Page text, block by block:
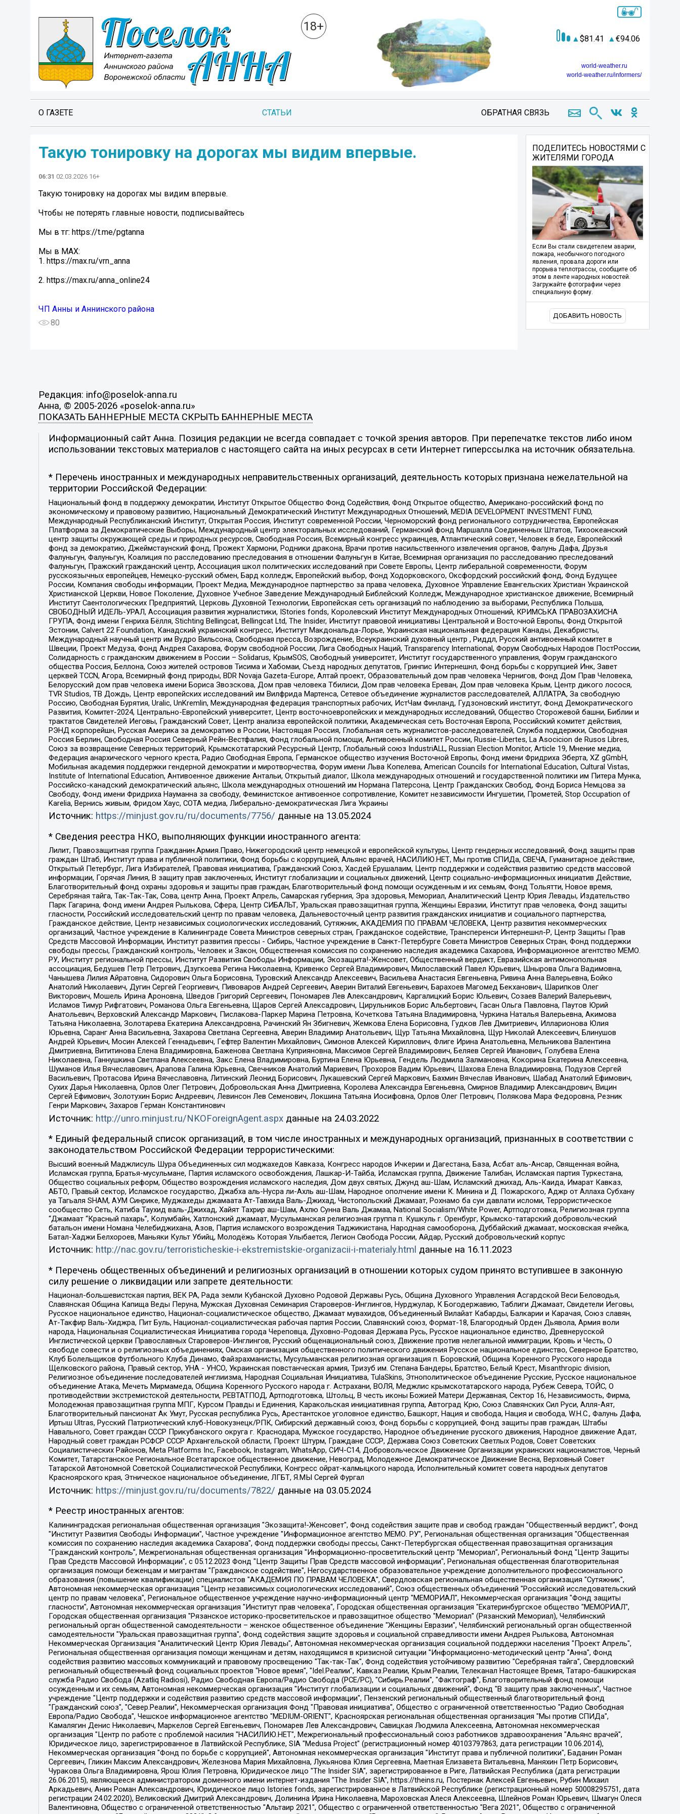
18+
81.41 94.06
world-weather.ru
world-weather.ru/informers/
О ГАЗЕТЕ СТАТЬИ ОБРАТНАЯ СВЯЗЬ
Такую тонировку на дорогах мы видим впервые.
06:31 02.03.2026 16+
Такую тонировку на дорогах мы видим впервые.
Чтобы не потерять главные новости, подписывайтесь
Мы в тг: https://t.me/pgtanna
Мы в МАХ:
1. https://max.ru/vrn_anna
2. https://max.ru/anna_online24
ЧП Анны и Аннинского района
80
ПОДЕЛИТЕСЬ НОВОСТЯМИ С
ЖИТЕЛЯМИ ГОРОДА
Если Вы стали свидетелем аварии,
пожара, необычного погодного
явления, провала дороги или
прорыва теплотрассы, сообщите об
этом в ленте народных новостей.
Загружайте фотографии через
специальную форму.
ДОБАВИТЬ НОВОСТЬ
Редакция: info@poselok-anna.ru
Анна, © 2005-2026 «poselok-anna.ru»
ПОКАЗАТЬ БАННЕРНЫЕ МЕСТА СКРЫТЬ БАННЕРНЫЕ МЕСТА
Информационный сайт Анна. Позиция редакции не всегда совпадает с точкой зрения авторов. При перепечатке текстов либо ином
использовании текстовых материалов с настоящего сайта на иных ресурсах в сети Интернет гиперссылка на источник обязательна.
* Перечень иностранных и международных неправительственных организаций, деятельность которых признана нежелательной на
территории Российской Федерации:
Национальный фонд в поддержку демократии, Институт Открытое Общество Фонд Содействия, Фонд Открытое общество, Американо-российский фонд по
экономическому и правовому развитию, Национальный Демократический Институт Международных Отношений, MEDIA DEVELOPMENT INVESTMENT FUND,
Международный Республиканский Институт, Открытая Россия, Институт современной России, Черноморский фонд регионального сотрудничества, Европейская
Платформа за Демократические Выборы, Международный центр электоральных исследований, Германский фонд Маршалла Соединенных Штатов, Тихоокеанский
центр защиты окружающей среды и природных ресурсов, Свободная Россия, Всемирный конгресс украинцев, Атлантический совет, Человек в беде, Европейский
фонд за демократию, Джеймстаунский фонд, Прожект Хармони, Родники дракона, Врачи против насильственного извлечения органов, Фалунь Дафа, Друзья
Фалуньгун, Фалуньгун, Коалиция по расследованию преследования в отношении Фалуньгун в Китае, Всемирная организация по расследованию преследований
Фалуньгун, Пражский гражданский центр, Ассоциация школ политических исследований при Совете Европы, Центр либеральной современности, Форум
русскоязычных европейцев, Немецко-русский обмен, Бард колледж, Европейский выбор, Фонд Ходорковского, Оксфордский российский фонд, Фонд Будущее
России, Компания свободы информации, Проект Медиа, Международное партнерство за права человека, Духовное Управление Евангельских Христиан Украинской
Христианской Церкви, Новое Поколение, Духовное Учебное Заведение Международный Библейский Колледж, Международное христианское движение, Всемирный
Институт Саентологических Предприятий, Церковь Духовной Технологии, Европейская сеть организаций по наблюдению за выборами, Республика Польша,
СВОБОДНЫЙ ИДЕЛЬ-УРАЛ, Ассоциация развития журналистики, IStories fonds, Королевский Институт Международных Отношений, КРИМСЬКА ПРАВОЗАХИСНА
ГРУПА, Фонд имени Генриха Бёлля, Stichting Bellingcat, Bellingcat Ltd, The Insider, Институт правовой инициативы Центральной и Восточной Европы, Фонд Открытой
Эстонии, Calvert 22 Foundation, Канадский украинский конгресс, Институт Макдональда-Лорье, Украинская национальная федерация Канады, Декабристы,
Международный научный центр им Вудро Вильсона, Свободная пресса, Возрождение, Всеукраинский духовный центр , Риддл, Русский антивоенный комитет в
Швеции, Проект Медуза, Фонд Андрея Сахарова, Форум свободной России, Лига Свободных Наций, Transparеncy International, Форум Свободных Народов ПостРоссии,
Солидарность с гражданским движением в России – Solidarus, КрымSOS, Свободный университет, Институт государственного управления, Форум гражданского
общества Россия, Беллона, Союз жителей островов Тисима и Хабомаи, Съезд народных депутатов, Гринпис Интернешнл, Фонд борьбы с коррупцией Инк, Завет
церквей TCCN, Агора, Всемирный фонд природы, BDR Novaja Gazeta-Europe, Алтай проект, Образовательный дом прав человека Чернигов, Фонд Дом Прав Человека,
Белорусский дом прав человека имени Бориса Звозскова, Дом прав человека Тбилиси, Дом прав человека Ереван, Дом прав человека Крым, Центр дикого лосося,
TVR Studios, ТВ Дождь, Центр европейских исследований им Вилфрида Мартенса, Сетевое объединение журналистов расследователей, АЛЛАТРА, За свободную
Россию, Свободная Бурятия, Uralic, UnKremlin, Международная федерация транспортных рабочих, ИстЧам Финланд, Гудзоновский институт, Фонд Демократического
Развития, Комитет-2024, Центрально-Европейский университет, Центр восточноевропейских и международных исследований, Общество Сторожевой башни, Библии и
трактатов Свидетелей Иеговы, Гражданский Совет, Центр анализа европейской политики, Академическая сеть Восточная Европа, Российский комитет действия,
РЭНД корпорейшн, Русская Америка за демократию в России, Настоящая Россия, Глобальная сеть журналистов-расследователей, Служба поддержки, Свободная
Россия Берлин, Свободная Россия Северный Рейн-Вестфалия, Фонд глобальной помощи, Антивоенный комитет России, Russie-Libertes, La Asocicion de Rusos Libres,
Союз за возвращение Северных территорий, Крымскотатарский Ресурсный Центр, Глобальный союз IndustriALL, Russian Election Monitor, Article 19, Мнение медиа,
Федерация анархического черного креста, Радио Свободная Европа, Германское общество изучения Восточной Европы, Фонд имени Фридриха Эберта, XZ gGmbH,
Мобильная академия поддержки гендерной демократии и миротворчества, Форум имени Льва Копелева, American Councils for International Education, Cultural Vistas,
Institute of International Education, Антивоенное движение Антальи, Открытый диалог, Школа международных отношений и государственной политики им Питера Мунка,
Российско-канадский демократический альянс, Школа международных отношений им Нормана Патерсона, Центр Гражданских Свобод, Фонд Бориса Немцова за
Свободу, Фонд имени Фридриха Науманна за свободу, Феминистское антивоенное сопротивление, Комитет независимости Ингушетии, Прометей, Stop Occupation of
Karelia, Вернись живым, Фридом Хаус, СОТА медиа, Либерально-демократическая Лига Украины
Источник: https://minjust.gov.ru/ru/documents/7756/ данные на 13.05.2024
* Сведения реестра НКО, выполняющих функции иностранного агента:
Лилит, Правозащитная группа Гражданин.Армия.Право, Нижегородский центр немецкой и европейской культуры, Центр гендерных исследований, Фонд защиты прав
граждан Штаб, Институт права и публичной политики, Фонд борьбы с коррупцией, Альянс врачей, НАСИЛИЮ.НЕТ, Мы против СПИДа, СВЕЧА, Гуманитарное действие,
Открытый Петербург, Лига Избирателей, Правовая инициатива, Гражданский Союз, Хасдей Ерушалаим, Центр поддержки и содействия развитию средств массовой
информации, Горячая Линия, В защиту прав заключенных, Институт глобализации и социальных движений, Центр социально-информационных инициатив Действие,
Благотворительный фонд охраны здоровья и защиты прав граждан, Благотворительный фонд помощи осужденным и их семьям, Фонд Тольятти, Новое время,
Серебряная тайга, Так-Так-Так, Сова, центр Анна, Проект Апрель, Самарская губерния, Эра здоровья, Мемориал, Аналитический Центр Юрия Левады, Издательство
Парк Гагарина, Фонд имени Андрея Рылькова, Сфера, Центр СИБАЛЬТ, Уральская правозащитная группа, Женщины Евразии, Институт прав человека, Фонд защиты
гласности, Российский исследовательский центр по правам человека, Дальневосточный центр развития гражданских инициатив и социального партнерства,
Гражданское действие, Центр независимых социологических исследований, Сутяжник, АКАДЕМИЯ ПО ПРАВАМ ЧЕЛОВЕКА, Центр развития некоммерческих
организаций, Частное учреждение в Калининграде Совета Министров северных стран, Гражданское содействие, Трансперенси Интернешнл-Р, Центр Защиты Прав
Средств Массовой Информации, Институт развития прессы - Сибирь, Частное учреждение в Санкт-Петербурге Совета Министров Северных Стран, Фонд поддержки
свободы прессы, Гражданский контроль, Человек и Закон, Общественная комиссия по сохранению наследия академика Сахарова, Информационное агентство МЕМО.
РУ, Институт региональной прессы, Институт Развития Свободы Информации, Экозащита!-Женсовет, Общественный вердикт, Евразийская антимонопольная
ассоциация, Бедушев Петр Петрович, Дзугкоева Регина Николаевна, Кривенко Сергей Владимирович, Милославский Павел Юрьевич, Шнырова Ольга Вадимовна,
Чанышева Лилия Айратовна, Сидорович Ольга Борисовна, Туровский Александр Алексеевич, Васильева Анастасия Евгеньевна, Ривина Анна Валерьевна, Бойко
Анатолий Николаевич, Дугин Сергей Георгиевич, Пивоваров Андрей Сергеевич, Аверин Виталий Евгеньевич, Барахоев Магомед Бекханович, Шарипков Олег
Викторович, Мошель Ирина Ароновна, Шведов Григорий Сергеевич, Пономарев Лев Александрович, Каргалицкий Борис Юльевич, Созаев Валерий Валерьевич,
Исламов Тимур Рифгатович, Романова Ольга Евгеньевна, Щаров Сергей Алексадрович, Цирульников Борис Альбертович, Гасан Ольга Павловна, Паутов Юрий
Анатольевич, Верховский Александр Маркович, Пислакова-Паркер Марина Петровна, Кочеткова Татьяна Владимировна, Чуркина Наталья Валерьевна, Акимова
Татьяна Николаевна, Золотарева Екатерина Александровна, Рачинский Ян Збигневич, Жемкова Елена Борисовна, Гудков Лев Дмитриевич, Илларионова Юлия
Юрьевна, Саранг Анна Васильевна, Захарова Светлана Сергеевна, Аверин Владимир Анатольевич, Щур Татьяна Михайловна, Щур Николай Алексеевич, Блинушов
Андрей Юрьевич, Мосин Алексей Геннадьевич, Гефтер Валентин Михайлович, Симонов Алексей Кириллович, Флиге Ирина Анатольевна, Мельникова Валентина
Дмитриевна, Вититинова Елена Владимировна, Баженова Светлана Куприяновна, Максимов Сергей Владимирович, Беляев Сергей Иванович, Голубева Елена
Николаевна, Ганнушкина Светлана Алексеевна, Закс Елена Владимировна, Буртина Елена Юрьевна, Гендель Людмила Залмановна, Кокорина Екатерина Алексеевна,
Шуманов Илья Вячеславович, Арапова Галина Юрьевна, Свечников Анатолий Мариевич, Прохоров Вадим Юрьевич, Шахова Елена Владимировна, Подузов Сергей
Васильевич, Протасова Ирина Вячеславовна, Литинский Леонид Борисович, Лукашевский Сергей Маркович, Бахмин Вячеслав Иванович, Шабад Анатолий Ефимович,
Сухих Дарья Николаевна, Орлов Олег Петрович, Добровольская Анна Дмитриевна, Королева Александра Евгеньевна, Смирнов Владимир Александрович, Вицин
Сергей Ефимович, Золотухин Борис Андреевич, Левинсон Лев Семенович, Локшина Татьяна Иосифовна, Орлов Олег Петрович, Полякова Мара Федоровна, Резник
Генри Маркович, Захаров Герман Константинович
Источник: http://unro.minjust.ru/NKOForeignAgent.aspxданные на 24.03.2022
* Единый федеральный список организаций, в том числе иностранных и международных организаций, признанных в соответствии с
законодательством Российской Федерации террористическими:
Высший военный Маджлисуль Шура Объединенных сил моджахедов Кавказа, Конгресс народов Ичкерии и Дагестана, База, Асбат аль-Ансар, Священная война,
Исламская группа, Братья-мусульмане, Партия исламского освобождения, Лашкар-И-Тайба, Исламская группа, Движение Талибан, Исламская партия Туркестана,
Общество социальных реформ, Общество возрождения исламского наследия, Дом двух святых, Джунд аш-Шам, Исламский джихад, Аль-Каида, Имарат Кавказ,
АБТО, Правый сектор, Исламское государство, Джабха аль-Нусра ли-Ахль аш-Шам, Народное ополчение имени К. Минина и Д. Пожарского, Аджр от Аллаха Субхану
уа Тагьаля SHAM, АУМ Синрике, Муджахеды джамаата Ат-Тавхида Валь-Джихад, Чистопольский Джамаат, Рохнамо ба суи давлати исломи, Террористическое
сообщество Сеть, Катиба Таухид валь-Джихад, Хайят Тахрир аш-Шам, Ахлю Сунна Валь Джамаа, National Socialism/White Power, Артподготовка, Религиозная группа
“Джамаат “Красный пахарь”, Колумбайн, Хатлонский джамаат, Мусульманская религиозная группа п. Кушкуль г. Оренбург, Крымско-татарский добровольческий
батальон имени Номана Челебиджихана, Азов, Партия исламского возрождения Таджикистана, Народная самооборона, Дуббайский джамаат, московская ячейка,
Батал-Хаджи Белхороев, Маньяки Культ Убийц, Молодёжь Которая Улыбается, Легион Свобода России, Айдар, Русский добровольческий корпус
Источник: http://nac.gov.ru/terroristicheskie-i-ekstremistskie-organizacii-i-materialy.html данные на 16.11.2023
* Перечень общественных объединений и религиозных организаций в отношении которых судом принято вступившее в законную
силу решение о ликвидации или запрете деятельности:
Национал-большевистская партия, ВЕК РА, Рада земли Кубанской Духовно Родовой Державы Русь, Община Духовного Управления Асгардской Веси Беловодья,
Славянская Община Капища Веды Перуна, Мужская Духовная Семинария Староверов-Инглингов, Нурджулар, К Богодержавию, Таблиги Джамаат, Свидетели Иеговы,
Русское национальное единство, Национал-социалистическое общество, Джамаат мувахидов, Объединенный Вилайат Кабарды, Балкарии и Карачая, Союз славян,
Ат-Такфир Валь-Хиджра, Пит Буль, Национал-социалистическая рабочая партия России, Славянский союз, Формат-18, Благородный Орден Дьявола, Армия воли
народа, Национальная Социалистическая Инициатива города Череповца, Духовно-Родовая Держава Русь, Русское национальное единство, Древнерусской
Инглистической церкви Православных Староверов-Инглингов, Русский общенациональный союз, Движение против нелегальной иммиграции, Кровь и Честь, О
свободе совести и о религиозных объединениях, Омская организация общественного политического движения Русское национальное единство, Северное Братство,
Клуб Болельщиков Футбольного Клуба Динамо, Файзрахманисты, Мусульманская религиозная организация п. Боровский, Община Коренного Русского народа
Щелковского района, Правый сектор, УНА - УНСО, Украинская повстанческая армия, Тризуб им. Степана Бандеры, Братство, Белый Крест, Misanthropic division,
Религиозное объединение последователей инглиизма, Народная Социальная Инициатива, TulaSkins, Этнополитическое объединение Русские, Русское национальное
объединение Атака, Мечеть Мирмамеда, Община Коренного Русского народа г. Астрахани, ВОЛЯ, Меджлис крымскотатарского народа, Рубеж Севера, ТОЙС, О
противодействии экстремистской деятельности, РЕВТАТПОД, Артподготовка, Штольц, В честь иконы Божией Матери Державная, Сектор 16, Независимость, Фирма,
Молодежная правозащитная группа МПГ, Курсом Правды и Единения, Каракольская инициативная группа, Автоград Крю, Союз Славянских Сил Руси, Алля-Аят,
Благотворительный пансионат Ак Умут, Русская республика Русь, Арестантское уголовное единство, Башкорт, Нация и свобода, Нация и свобода, W.H.С., Фалунь Дафа,
Иртыш Ultras, Русский Патриотический клуб-Новокузнецк/РПК, Сибирский державный союз, Фонд борьбы с коррупцией, Фонд защиты прав граждан, Штабы
Навального, Совет граждан СССР Прикубанского округа г. Краснодара, Мужское государство, Народное объединение русского движения, Народное движение Адат,
Народный совет граждан РСФСР СССР Архангельской области, Проект Штурм, Граждане СССР, Держава Союз Советских Светлых Родов, Совет Советских
Социалистических Районов, Meta Platforms Inc, Facebook, Instagram, WhatsApp, СИЧ-С14, Добровольческое Движение Организации украинских националистов, Черный
Комитет, Татарстанское Региональное Всетатарское общественное движение, Невоград, Молодежное Демократическое Движение Весна, Верховный Совет
Татарской Автономной Советской Социалистической Республики, Конгресс ойрат-калмыцкого народа, Исполнительный комитет совета народных депутатов
Красноярского края, Этническое национальное объединение, ЛГБТ, Я.МЫ Сергей Фургал
Источник: https://minjust.gov.ru/ru/documents/7822/ данные на 03.05.2024
* Реестр иностранных агентов:
Калининградская региональная общественная организация "Экозащита!-Женсовет", Фонд содействия защите прав и свобод граждан "Общественный вердикт", Фонд "Институт Развития Свободы Информации", Частное учреждение "Информационное агентство МЕМО. РУ", Региональная общественная организация "Общественная комиссия по сохранению наследия академика Сахарова", Фонд поддержки свободы прессы, Санкт-Петербургская общественная правозащитная организация "Гражданский контроль", Межрегиональная общественная организация "Информационно-просветительский центр "Мемориал", Региональный Фонд "Центр Защиты Прав Средств Массовой Информации", с 05.12.2023 Фонд "Центр Защиты Прав Средств массовой информации", Региональная общественная благотворительная организация помощи беженцам и мигрантам "Гражданское содействие", Негосударственное образовательное учреждение дополнительного профессионального образования (повышение квалификации) специалистов "АКАДЕМИЯ ПО ПРАВАМ ЧЕЛОВЕКА", Свердловская региональная общественная организация "Сутяжник", Автономная некоммерческая организация "Центр независимых социологических исследований", Союз общественных объединений "Российский исследовательский центр по правам человека", Региональное общественное учреждение научно-информационный центр "МЕМОРИАЛ", Некоммерческая организация "Фонд защиты гласности", Автономная некоммерческая организация "Институт прав человека", Городская общественная организация "Екатеринбургское общество "МЕМОРИАЛ", Городская общественная организация "Рязанское историко-просветительское и правозащитное общество "Мемориал" (Рязанский Мемориал), Челябинский региональный орган общественной самодеятельности – женское общественное объединение "Женщины Евразии", Челябинский региональный орган общественной самодеятельности "Уральская правозащитная группа", Фонд содействия защите здоровья и социальной справедливости имени Андрея Рылькова, Автономная Некоммерческая Организация "Аналитический Центр Юрия Левады", Автономная некоммерческая организация социальной поддержки населения "Проект Апрель", Региональная общественная организация помощи женщинам и детям, находящимся в кризисной ситуации "Информационно-методический центр "Анна", Фонд содействия развитию массовых коммуникаций и правовому просвещению "Так-так-Так", Фонд содействия устойчивому развитию "Серебряная тайга", Свердловский региональный общественный фонд социальных проектов "Новое время", "Idel.Реалии", Кавказ.Реалии, Крым.Реалии, Телеканал Настоящее Время, Татаро-башкирская служба Радио Свобода (Azatliq Radiosi), Радио Свободная Европа/Радио Свобода (PCE/PC), "Сибирь.Реалии", "Фактограф", Благотворительный фонд помощи осужденным и их семьям, Автономная некоммерческая организация "Институт глобализации и социальных движений", Фонд "В защиту прав заключенных", Частное учреждение "Центр поддержки и содействия развитию средств массовой информации", Пензенский региональный общественный благотворительный фонд "Гражданский союз", "Север.Реалии", Некоммерческая организация Фонд "Правовая инициатива", Общество с ограниченной ответственностью "Радио Свободная Европа/Радио Свобода", Чешское информационное агентство "MEDIUM-ORIENT", Красноярская региональная общественная организация "Мы против СПИДа", Камалягин Денис Николаевич, Маркелов Сергей Евгеньевич, Пономарев Лев Александрович, Савицкая Людмила Алексеевна, Автономная некоммерческая организация "Центр по работе с проблемой насилия "НАСИЛИЮ.НЕТ", Межрегиональный профессиональный союз работников здравоохранения "Альянс врачей", Юридическое лицо, зарегистрированное в Латвийской Республике, SIA "Medusa Project" (регистрационный номер 40103797863, дата регистрации 10.06.2014), Некоммерческая организация "Фонд по борьбе с коррупцией", Автономная некоммерческая организация "Институт права и публичной политики", Баданин Роман Сергеевич, Гликин Максим Александрович, Железнова Мария Михайловна, Лукьянова Юлия Сергеевна, Маетная Елизавета Витальевна, Маняхин Петр Борисович, Чуракова Ольга Владимировна, Ярош Юлия Петровна, Юридическое лицо "The Insider SIA", зарегистрированное в Риге, Латвийская Республика (дата регистрации 26.06.2015), являющееся администратором доменного имени интернет-издания "The Insider SIA", https://theins.ru, Постернак Алексей Евгеньевич, Рубин Михаил Аркадьевич, Анин Роман Александрович, Юридическое лицо Istories fonds, зарегистрированное в Латвийской Республике (регистрационный номер 50008295751, дата регистрации 24.02.2020), Великовский Дмитрий Александрович, Долинина Ирина Николаевна, Мароховская Алеся Алексеевна, Шлейнов Роман Юрьевич, Шмагун Олеся Валентиновна, Общество с ограниченной ответственностью "Альтаир 2021", Общество с ограниченной ответственностью "Вега 2021", Общество с ограниченной ответственностью "Главный редактор 2021", Общество с ограниченной ответственностью "Ромашки монолит", Важенков Артем Валерьевич, Ивановская областная общественная организация "Центр гендерных исследований", Гурман Юрий Альбертович, Медиапроект "ОВД-Инфо", Егоров Владимир Владимирович, Жилинский Владимир Александрович, Общество с ограниченной ответственностью "ЗП", Иванова София Юрьевна, Карезина Инна Павловна, Кильтау Екатерина Викторовна, Петров Алексей Викторович, Пискунов Сергей Евгеньевич, Смирнов Сергей Сергеевич, Тихонов Михаил Сергеевич, Общество с ограниченной ответственностью "ЖУРНАЛИСТ-ИНОСТРАННЫЙ АГЕНТ", Арапова Галина Юрьевна, Вольтская Татьяна Анатольевна, Американская компания "Mason G.E.S. Anonymous Foundation" (США), являющаяся владельцем интернет-издания https://mnews.world/, Компания "Stichting Bellingcat", зарегистрированная в Нидерландах (дата регистрации 11.07.2018), Захаров Андрей Вячеславович, Клепиковская Екатерина Дмитриевна, Общество с ограниченной ответственностью "МЕМО", Перл Роман Александрович, Симонов Евгений Алексеевич, Соловьева Елена Анатольевна, Сотников Даниил Владимирович, Сурначева Елизавета Дмитриевна, Автономная некоммерческая организация по защите прав человека и информированию населения "Якутия – Наше Мнение", Общество с ограниченной ответственностью "Москоу диджитал медиа", с 26.01.2023 Общество с ограниченной ответственностью "Чайка Белые сады", Ветошкина Валерия Валерьевна, Заговора Максим Александрович, Межрегиональное общественное движение "Российская ЛГБТ - сеть", Оленичев Максим Владимирович, Павлов Иван Юрьевич, Скворцова Елена Сергеевна, Общество с ограниченной ответственностью "Как бы инагент", Кочетков Игорь Викторович, Общество с ограниченной ответственностью "Честные выборы", Еланчик Олег Александрович, Общество с ограниченной ответственностью "Нобелевский призыв", Гималова Регина Эмилевна, Григорьев Андрей Валерьевич, Григорьева Алина Александровна, Ассоциация по содействию защите прав призывников, альтернативнослужащих и военнослужащих "Правозащитная группа "Гражданин.Армия.Право", Хисамова Регина Фаритовна, Автономная некоммерческая организация по реализации социально-правовых программ "Лилит", Дальневосточное общественное движение "Маяк", Санкт-Петербургская ЛГБТ-инициативная группа "Выход", Инициативная группа ЛГБТ+ "Реверс", Алексеев Андрей Викторович, Бекбулатова Таисия Львовна, Беляев Иван Михайлович, Владыкина Елена Сергеевна, Гельман Марат Александрович, Никульшина Вероника Юрьевна, Толоконникова Надежда Андреевна, Шендерович Виктор Анатольевич, Общество с ограниченной ответственностью "Данное сообщение", Общество с ограниченной ответственностью Издательский дом "Новая глава", Айнбиндер Александра Александровна, Московский комьюнити-центр для ЛГБТ+инициатив, Благотворительный фонд развития филантропии, Deutsche Welle (Германия, Kurt-Schumacher-Strasse 3, 53113 Bonn), Борзунова Мария Михайловна, Воробьев Виктор Викторович, Голубева Анна Львовна, Константинова Алла Михайловна, Малкова Ирина Владимировна, Мурадов Мурад Абдулгалимович, Осетинская Елизавета Николаевна, Понасенков Евгений Николаевич, Ганапольский Матвей Юрьевич, Киселев Евгений Алексеевич, Борухович Ирина Григорьевна, Дремин Иван Тимофеевич, Дубровский Дмитрий Викторович, Красноярская региональная общественная организация поддержки и развития альтернативных образовательных технологий и межкультурных коммуникаций "ИНТЕРРА", Маяковская Екатерина Алексеевна, Фейгин Марк Захарович, Филимонов Андрей Викторович, Дзугкоева Регина Николаевна, Доброхотов Роман Александрович, Дудь Юрий Александрович, Елкин Сергей Владимирович, Кругликов Кирилл Игоревич, Сабунаева Мария Леонидовна, Семенов Алексей Владимирович, Шаинян Карен Багратович, Шульман Екатерина Михайловна, Асафьев Артур Валерьевич, Вахштайн Виктор Семенович, Венедиктов Алексей Алексеевич, Лушникова Екатерина Евгеньевна, Волков Леонид Михайлович, Невзоров Александр Глебович, Пархоменко Сергей Борисович, Сироткин Ярослав Николаевич, Кара-Мурза Владимир Владимирович, Баранова Наталья Владимировна, Гозман Леонид Яковлевич, Кагарлицкий Борис Юльевич, Климарев Михаил Валерьевич, Милов Владимир Станиславович, Автономная некоммерческая организация Краснодарский центр современного искусства "Типография", Моргенштерн Алишер Тагирович, Соболь Любовь Эдуардовна, Общество с ограниченной ответственностью "ЛИЗА НОРМ", Каспаров Гарри Кимович, Ходорковский Михаил Борисович, Общество с ограниченной ответственностью "Апрельские тезисы", Данилович Ирина Брониславовна, Кашин Олег Владимирович, Петров Николай Владимирович, Пивоваров Алексей Владимирович, Соколов Михаил Владимирович, Цветкова Юлия Владимировна, Чичваркин Евгений Александрович, Комитет против пыток/Команда против пыток, Общество с ограниченной ответственностью "Первый научный", Общество с ограниченной ответственностью "Вертолет и ко", Белоцерковская Вероника Борисовна, Кац Максим Евгеньевич, Лазарева Татьяна Юрьевна, Шаведдинов Руслан Табризович, Яшин Илья Валерьевич, Общество с ограниченной ответственностью "Иноагент ААВ", Алешковский Дмитрий Петрович, Альбац Евгения Марковна, Быков Дмитрий Львович, Галямина Юлия Евгеньевна, Лойко Сергей Леонидович, Мартынов Кирилл Константинович, Медведев Сергей Александрович, Крашенинников Федор Геннадиевич, Гордеева Катерина Вл